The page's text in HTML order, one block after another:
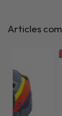
Articles